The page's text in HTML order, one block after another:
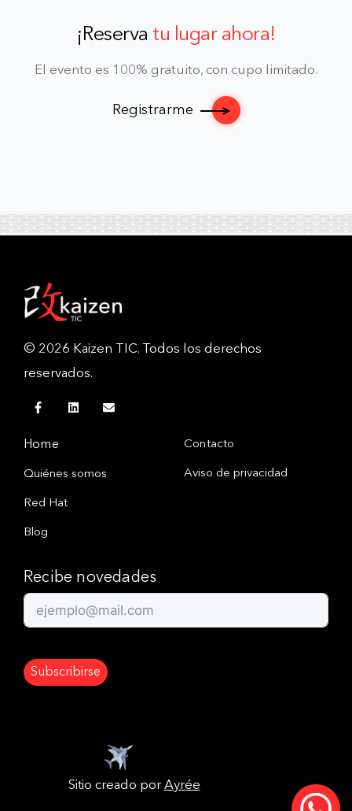
¡Reserva tu lugar ahora!
El evento es 100% gratuito, con cupo limitado.
Registrarme
© 2026 Kaizen TIC. Todos los derechos
reservados.
Home
Quiénes somos
Red Hat
Blog
Contacto
Aviso de privacidad
Recibe novedades
Subscribirse
Sitio creado porAyrée